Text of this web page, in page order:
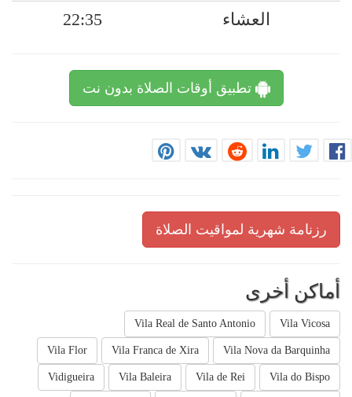
العشاء
22:35
تطبيق أوقات الصلاة بدون نت
رزنامة شهرية لمواقيت الصلاة
أماكن أخرى
Vila Vicosa
Vila Real de Santo Antonio
Vila Nova da Barquinha
Vila Franca de Xira
Vila Flor
Vila do Bispo
Vila de Rei
Vila Baleira
Vidigueira